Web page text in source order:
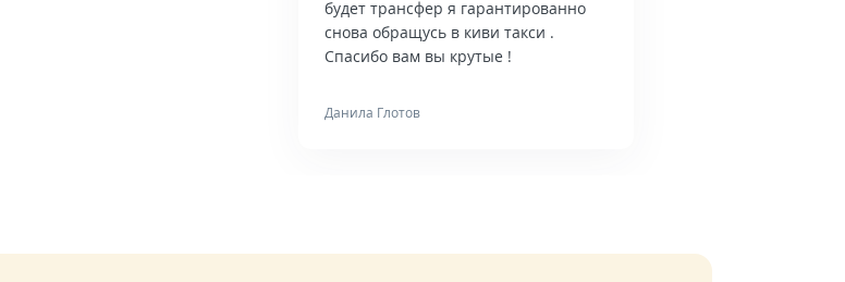
будет трансфер я гарантированно
снова обращусь в киви такси .
Спасибо вам вы крутые !
Данила Глотов